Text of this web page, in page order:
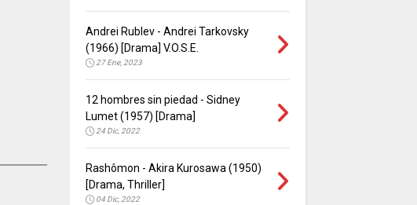
Andrei Rublev - Andrei Tarkovsky
(1966) [Drama] V.O.S.E.
27 Ene, 2023
12 hombres sin piedad - Sidney
Lumet (1957) [Drama]
24 Dic, 2022
Rashômon - Akira Kurosawa (1950)
[Drama, Thriller]
04 Dic, 2022